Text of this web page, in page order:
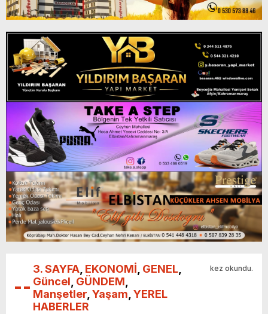
3. SAYFA EKONOMİ GENEL
Güncel GÜNDEM
Manşetler Yaşam YEREL
HABERLER
kez okundu.